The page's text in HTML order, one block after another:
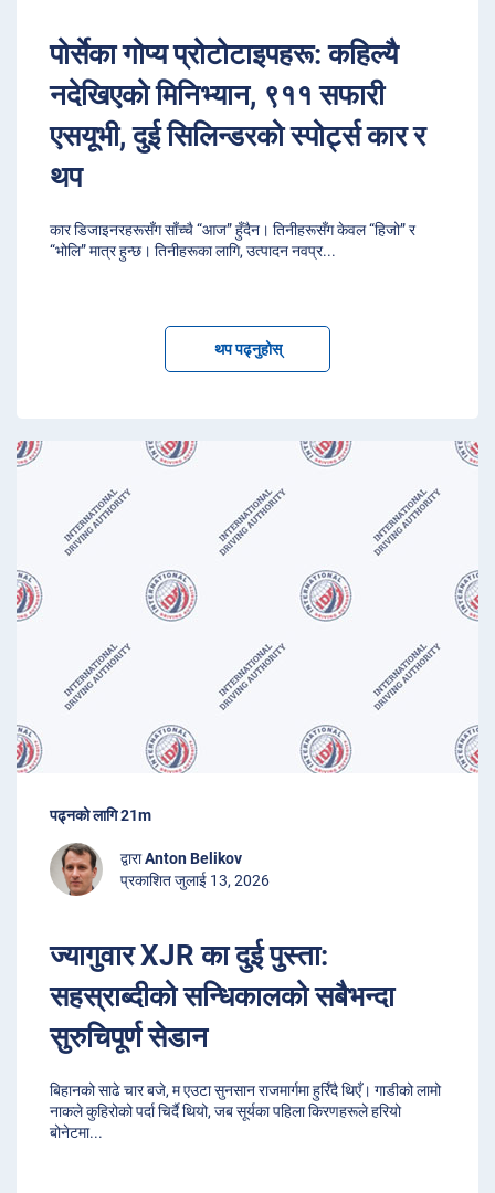
पोर्सेका गोप्य प्रोटोटाइपहरू: कहिल्यै
नदेखिएको मिनिभ्यान, ९११ सफारी
एसयूभी, दुई सिलिन्डरको स्पोर्ट्स कार र
थप
कार डिजाइनरहरूसँग साँच्चै “आज” हुँदैन। तिनीहरूसँग केवल “हिजो” र
“भोलि” मात्र हुन्छ। तिनीहरूका लागि, उत्पादन नवप्र...
थप पढ्नुहोस्
पढ्नको लागि 21m
द्वाराAnton Belikov
प्रकाशित जुलाई 13, 2026
ज्यागुवार XJR का दुई पुस्ता:
सहस्राब्दीको सन्धिकालको सबैभन्दा
सुरुचिपूर्ण सेडान
बिहानको साढे चार बजे, म एउटा सुनसान राजमार्गमा हुर्रिँदै थिएँ। गाडीको लामो
नाकले कुहिरोको पर्दा चिर्दै थियो, जब सूर्यका पहिला किरणहरूले हरियो
बोनेटमा...